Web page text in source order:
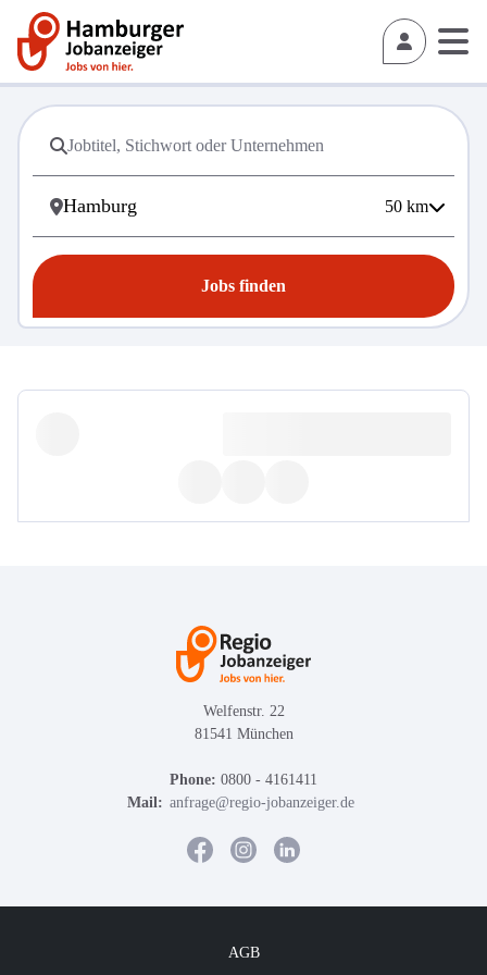
50 km
Jobs finden
Welfenstr. 22
81541 München
Phone: 0800 - 4161411
Mail: anfrage@regio-jobanzeiger.de
AGB